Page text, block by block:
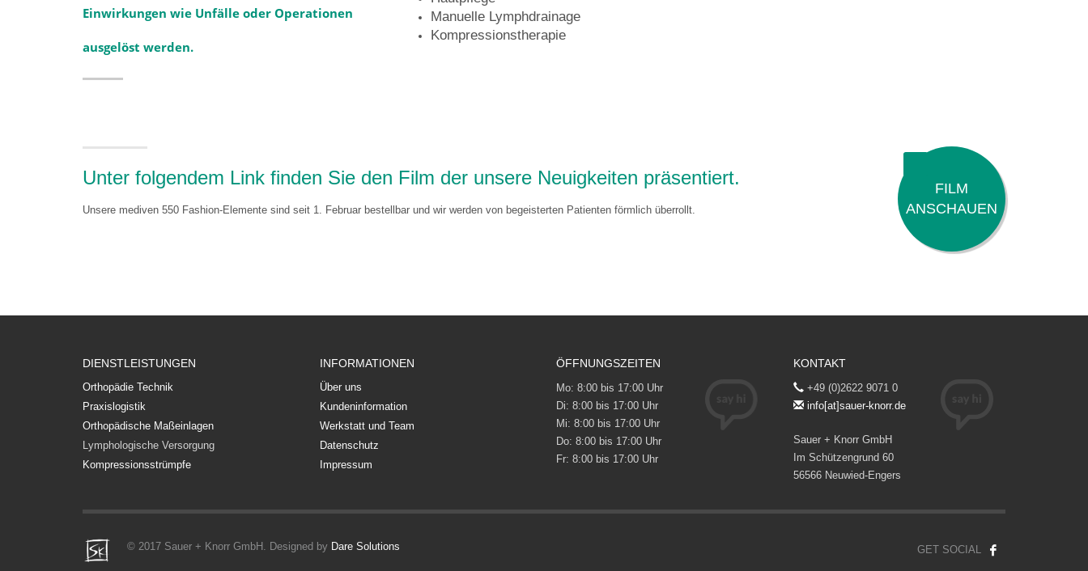
Einwirkungen wie Unfälle oder Operationen
ausgelöst werden.
Manuelle Lymphdrainage
Kompressionstherapie
Unter folgendem Link finden Sie den Film der unsere Neuigkeiten präsentiert.
Unsere mediven 550 Fashion-Elemente sind seit 1. Februar bestellbar und wir werden von begeisterten Patienten förmlich überrollt.
FILM
ANSCHAUEN
DIENSTLEISTUNGEN
Orthopädie Technik
Praxislogistik
Orthopädische Maßeinlagen
Lymphologische Versorgung
Kompressionsstrümpfe
INFORMATIONEN
Über uns
Kundeninformation
Werkstatt und Team
Datenschutz
Impressum
ÖFFNUNGSZEITEN
Mo: 8:00 bis 17:00 Uhr
Di: 8:00 bis 17:00 Uhr
Mi: 8:00 bis 17:00 Uhr
Do: 8:00 bis 17:00 Uhr
Fr: 8:00 bis 17:00 Uhr
KONTAKT
+49 (0)2622 9071 0
info[at]sauer-knorr.de
Sauer + Knorr GmbH
Im Schützengrund 60
56566 Neuwied-Engers
GET SOCIAL
© 2017 Sauer + Knorr GmbH. Designed by Dare Solutions